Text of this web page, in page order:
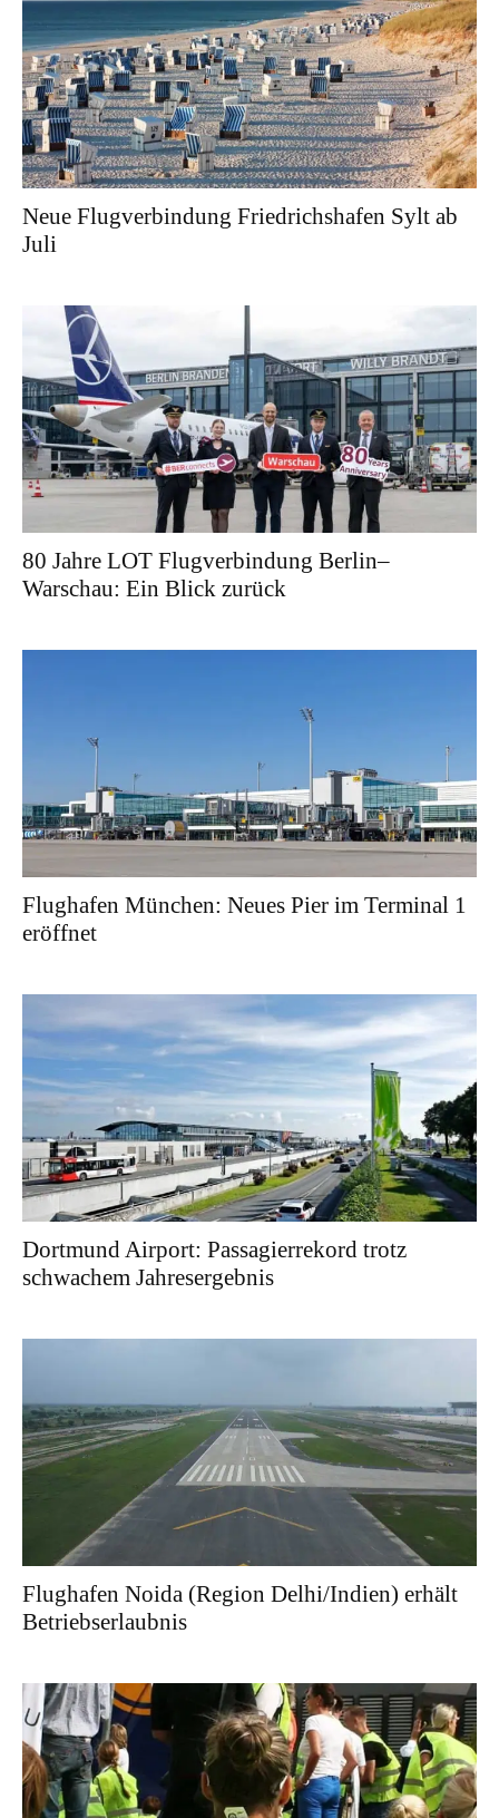
Neue Flugverbindung Friedrichshafen Sylt ab
Juli
80 Jahre LOT Flugverbindung Berlin–
Warschau: Ein Blick zurück
Flughafen München: Neues Pier im Terminal 1
eröffnet
Dortmund Airport: Passagierrekord trotz
schwachem Jahresergebnis
Flughafen Noida (Region Delhi/Indien) erhält
Betriebserlaubnis